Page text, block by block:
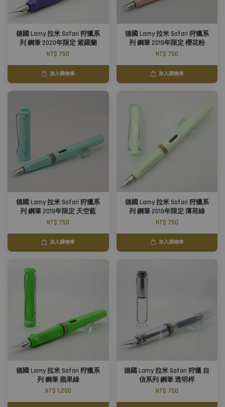
德國 Lamy 拉米 Safari 狩獵系
列 鋼筆 2020年限定 紫羅蘭
NT$ 750
加入購物車
德國 Lamy 拉米 Safari 狩獵系
列 鋼筆 2019年限定 櫻花粉
NT$ 750
加入購物車
德國 Lamy 拉米 Safari 狩獵系
列 鋼筆 2019年限定 天空藍
NT$ 750
加入購物車
德國 Lamy 拉米 Safari 狩獵系
列 鋼筆 2019年限定 薄荷綠
NT$ 750
加入購物車
德國 Lamy 拉米 Safari 狩獵系
列 鋼筆 蘋果綠
NT$ 1,200
德國 Lamy 拉米 Safari 狩獵 自
信系列 鋼筆 透明桿
NT$ 750